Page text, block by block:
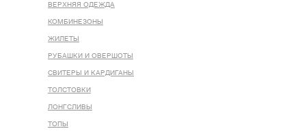
ВЕРХНЯЯ ОДЕЖДА
КОМБИНЕЗОНЫ
ЖИЛЕТЫ
РУБАШКИ И ОВЕРШОТЫ
СВИТЕРЫ И КАРДИГАНЫ
ТОЛСТОВКИ
ЛОНГСЛИВЫ
ТОПЫ